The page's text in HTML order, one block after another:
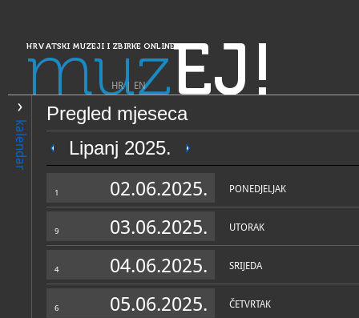
HRVATSKI MUZEJI I ZBIRKE ONLINE
muzEJ!
HR| EN
kalendar
Pregled mjeseca
Lipanj 2025.
1 02.06.2025. PONEDJELJAK
9 03.06.2025. UTORAK
4 04.06.2025. SRIJEDA
6 05.06.2025. ČETVRTAK
PRETRAŽIVANJE
Dalmacija
Muzej hrvatskih
OPĆI PODACI